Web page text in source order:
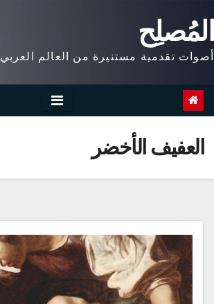
content
المُصلِح
أصوات تقدمية مستنيرة من العالم العربي
العفيف الأخضر